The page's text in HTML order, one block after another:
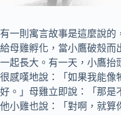
有一則寓言故事是這麼說的
給母雞孵化，當小鷹破殼而
一起長大。有一天，小鷹抬
很感嘆地說：「如果我能像
好。」母雞立即說：「那是
他小雞也說：「對啊，就算